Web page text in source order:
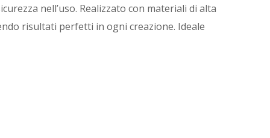
nell’uso. Realizzato con materiali di alta
risultati perfetti in ogni creazione. Ideale